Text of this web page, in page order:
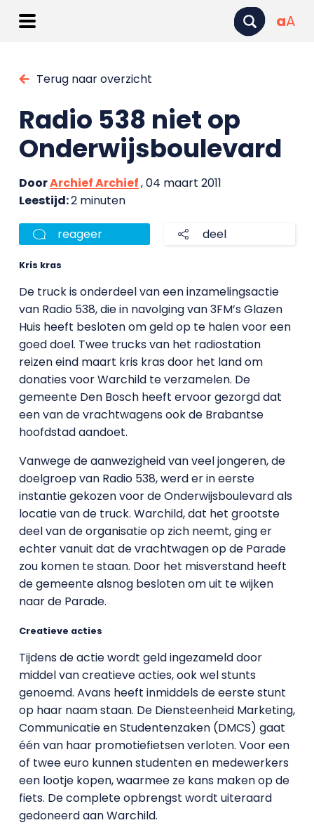
aA
Terug naar overzicht
Radio 538 niet op
Onderwijsboulevard
DoorArchief Archief, 04 maart 2011
Leestijd:2 minuten
reageer deel
Kris kras
De truck is onderdeel van een inzamelingsactie
van Radio 538, die in navolging van 3FM’s Glazen
Huis heeft besloten om geld op te halen voor een
goed doel. Twee trucks van het radiostation
reizen eind maart kris kras door het land om
donaties voor Warchild te verzamelen. De
gemeente Den Bosch heeft ervoor gezorgd dat
een van de vrachtwagens ook de Brabantse
hoofdstad aandoet.
Vanwege de aanwezigheid van veel jongeren, de
doelgroep van Radio 538, werd er in eerste
instantie gekozen voor de Onderwijsboulevard als
locatie van de truck. Warchild, dat het grootste
deel van de organisatie op zich neemt, ging er
echter vanuit dat de vrachtwagen op de Parade
zou komen te staan. Door het misverstand heeft
de gemeente alsnog besloten om uit te wijken
naar de Parade.
Creatieve acties
Tijdens de actie wordt geld ingezameld door
middel van creatieve acties, ook wel stunts
genoemd. Avans heeft inmiddels de eerste stunt
op haar naam staan. De Diensteenheid Marketing,
Communicatie en Studentenzaken (DMCS) gaat
één van haar promotiefietsen verloten. Voor een
of twee euro kunnen studenten en medewerkers
een lootje kopen, waarmee ze kans maken op de
fiets. De complete opbrengst wordt uiteraard
gedoneerd aan Warchild.